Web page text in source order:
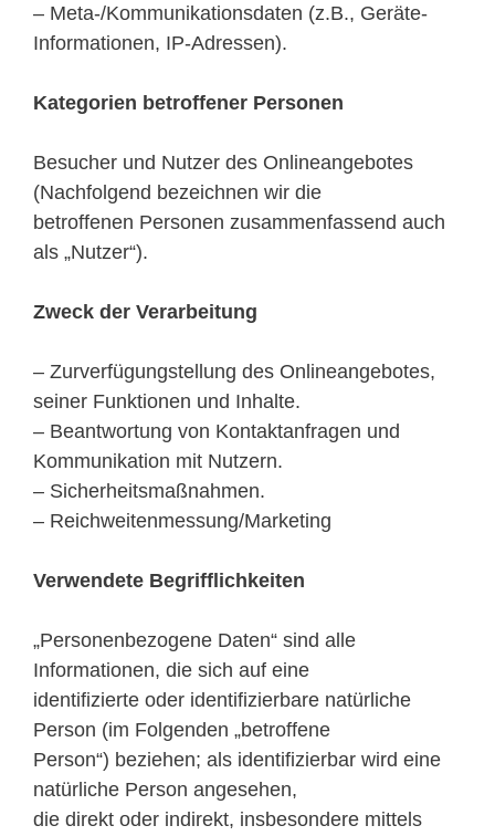
– Meta-/Kommunikationsdaten (z.B., Geräte-
Informationen, IP-Adressen).
Kategorien betroffener Personen
Besucher und Nutzer des Onlineangebotes
(Nachfolgend bezeichnen wir die
betroffenen Personen zusammenfassend auch
als „Nutzer“).
Zweck der Verarbeitung
– Zurverfügungstellung des Onlineangebotes,
seiner Funktionen und Inhalte.
– Beantwortung von Kontaktanfragen und
Kommunikation mit Nutzern.
– Sicherheitsmaßnahmen.
– Reichweitenmessung/Marketing
Verwendete Begrifflichkeiten
„Personenbezogene Daten“ sind alle
Informationen, die sich auf eine
identifizierte oder identifizierbare natürliche
Person (im Folgenden „betroffene
Person“) beziehen; als identifizierbar wird eine
natürliche Person angesehen,
die direkt oder indirekt, insbesondere mittels